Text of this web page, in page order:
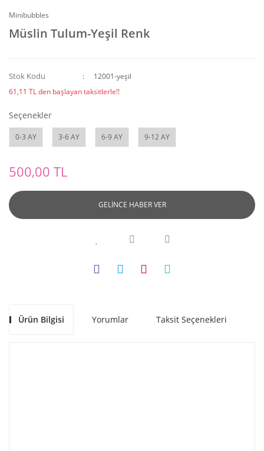
Minibubbles
Müslin Tulum-Yeşil Renk
Stok Kodu
12001-yeşil
61,11 TL den başlayan taksitlerle!!
Seçenekler
0-3 AY 3-6 AY 6-9 AY 9-12 AY
500,00 TL
GELİNCE HABER VER
Ürün Bilgisi Yorumlar Taksit Seçenekleri